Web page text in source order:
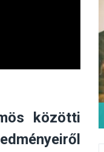
közötti